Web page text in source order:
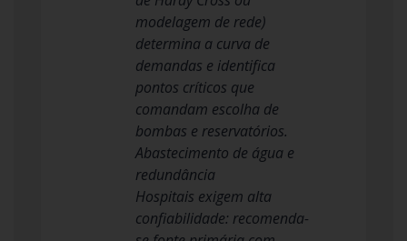
modelagem de rede)
determina a curva de
demandas e identifica
pontos críticos que
comandam escolha de
bombas e reservatórios.
Abastecimento de água e
redundância
Hospitais exigem alta
confiabilidade: recomenda-